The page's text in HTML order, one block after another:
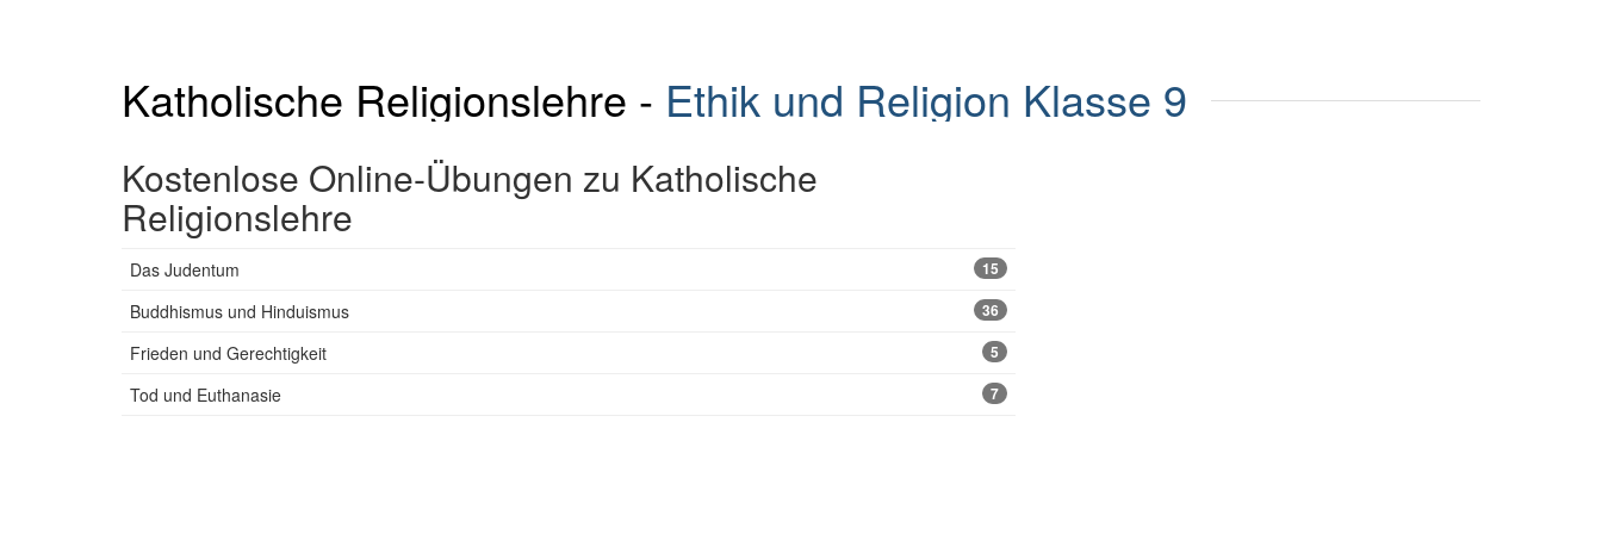
Katholische Religionslehre - Ethik und Religion Klasse 9
Kostenlose Online-Übungen zu Katholische
Religionslehre
Das Judentum 15
Buddhismus und Hinduismus 36
Frieden und Gerechtigkeit 5
Tod und Euthanasie 7